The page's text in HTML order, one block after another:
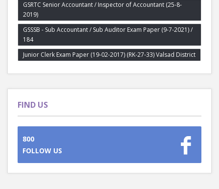
GSRTC Senior Accountant / Inspector of Accountant (25-8-
2019)
GSSSB - Sub Accountant / Sub Auditor Exam Paper (9-7-2021) /
184
Junior Clerk Exam Paper (19-02-2017) (RK-27-33) Valsad District
FIND US
800
FOLLOW US